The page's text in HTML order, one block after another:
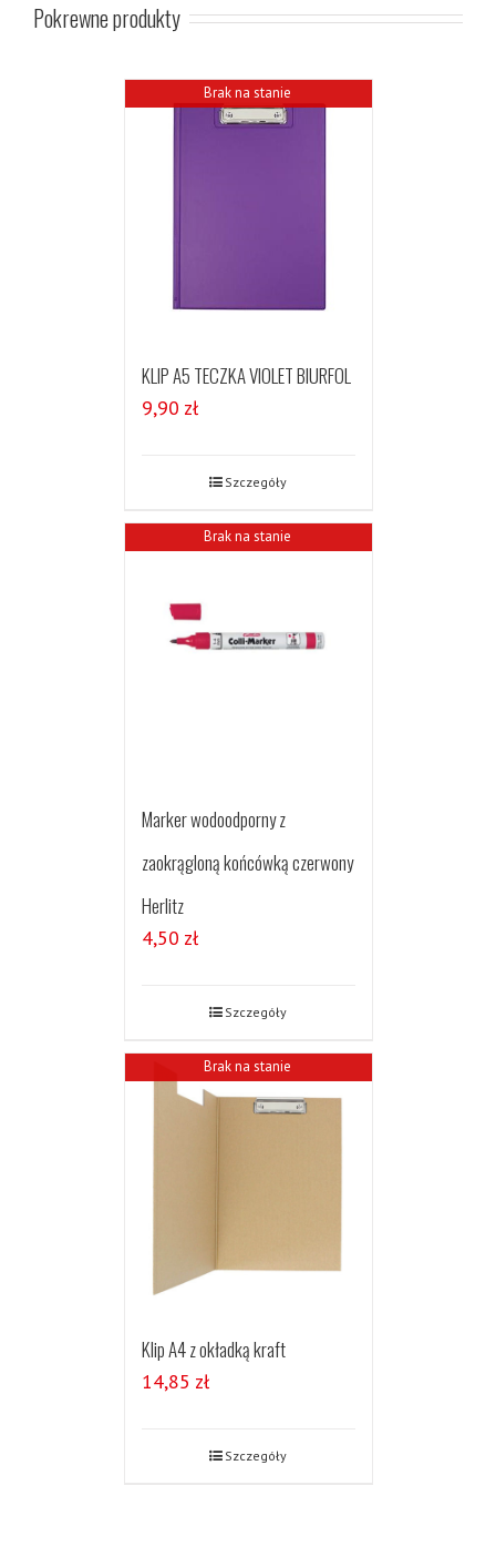
Pokrewne produkty
Brak na stanie
KLIP A5 TECZKA VIOLET BIURFOL
9,90 zł
Szczegóły
Brak na stanie
Marker wodoodporny z
zaokrągloną końcówką czerwony
Herlitz
4,50 zł
Szczegóły
Brak na stanie
Klip A4 z okładką kraft
14,85 zł
Szczegóły